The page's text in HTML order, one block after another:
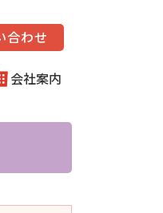
合わせ
会社案内